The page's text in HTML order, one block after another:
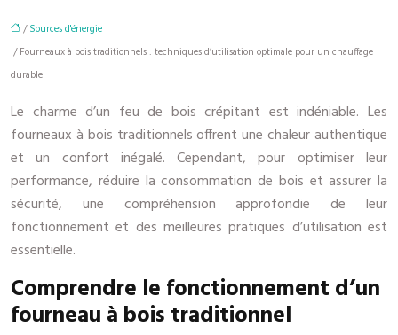
/Sources d'énergie
/ Fourneaux à bois traditionnels : techniques d’utilisation optimale pour un chauffage
durable
Le charme d’un feu de bois crépitant est indéniable. Les
fourneaux à bois traditionnels offrent une chaleur authentique
et un confort inégalé. Cependant, pour optimiser leur
performance, réduire la consommation de bois et assurer la
sécurité, une compréhension approfondie de leur
fonctionnement et des meilleures pratiques d’utilisation est
essentielle.
Comprendre le fonctionnement d’un
fourneau à bois traditionnel